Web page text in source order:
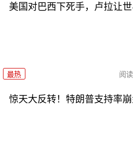
美国对巴西下死手，卢拉让
最热 阅读
惊天大反转！特朗普支持率